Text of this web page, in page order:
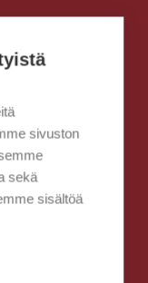
sivuston
sekä
sisältöä